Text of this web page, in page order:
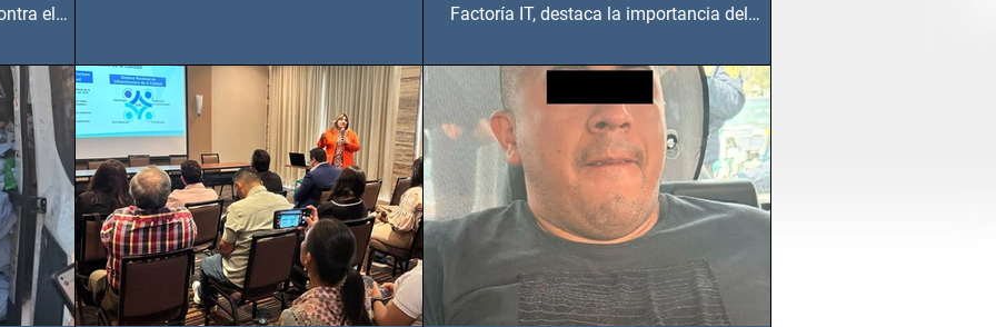
el
del 14 de agosto al 25 de septiembre, a las
20:00 horas.
Factoría IT, destaca la importancia del